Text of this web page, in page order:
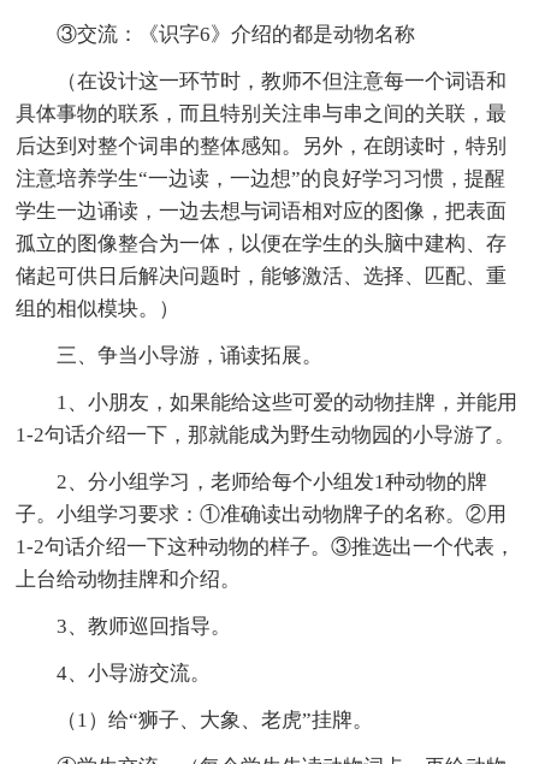
③交流：《识字6》介绍的都是动物名称
（在设计这一环节时，教师不但注意每一个词语和
具体事物的联系，而且特别关注串与串之间的关联，最
后达到对整个词串的整体感知。另外，在朗读时，特别
注意培养学生“一边读，一边想”的良好学习习惯，提醒
学生一边诵读，一边去想与词语相对应的图像，把表面
孤立的图像整合为一体，以便在学生的头脑中建构、存
储起可供日后解决问题时，能够激活、选择、匹配、重
组的相似模块。）
三、争当小导游，诵读拓展。
1、小朋友，如果能给这些可爱的动物挂牌，并能用
1-2句话介绍一下，那就能成为野生动物园的小导游了。
2、分小组学习，老师给每个小组发1种动物的牌
子。小组学习要求：①准确读出动物牌子的名称。②用
1-2句话介绍一下这种动物的样子。③推选出一个代表，
上台给动物挂牌和介绍。
3、教师巡回指导。
4、小导游交流。
（1）给“狮子、大象、老虎”挂牌。